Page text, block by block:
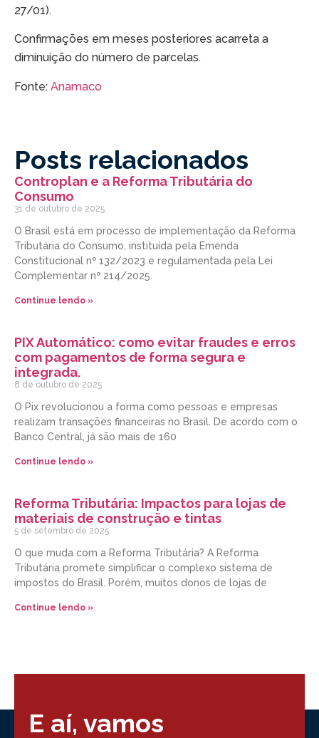
27/01).
Confirmações em meses posteriores acarreta a
diminuição do número de parcelas.
Fonte: Anamaco
Posts relacionados
Controplan e a Reforma Tributária do
Consumo
31 de outubro de 2025
O Brasil está em processo de implementação da Reforma
Tributária do Consumo, instituída pela Emenda
Constitucional nº 132/2023 e regulamentada pela Lei
Complementar nº 214/2025.
Continue lendo »
PIX Automático: como evitar fraudes e erros
com pagamentos de forma segura e
integrada.
8 de outubro de 2025
O Pix revolucionou a forma como pessoas e empresas
realizam transações financeiras no Brasil. De acordo com o
Banco Central, já são mais de 160
Continue lendo »
Reforma Tributária: Impactos para lojas de
materiais de construção e tintas
5 de setembro de 2025
O que muda com a Reforma Tributária? A Reforma
Tributária promete simplificar o complexo sistema de
impostos do Brasil. Porém, muitos donos de lojas de
Continue lendo »
E aí, vamos